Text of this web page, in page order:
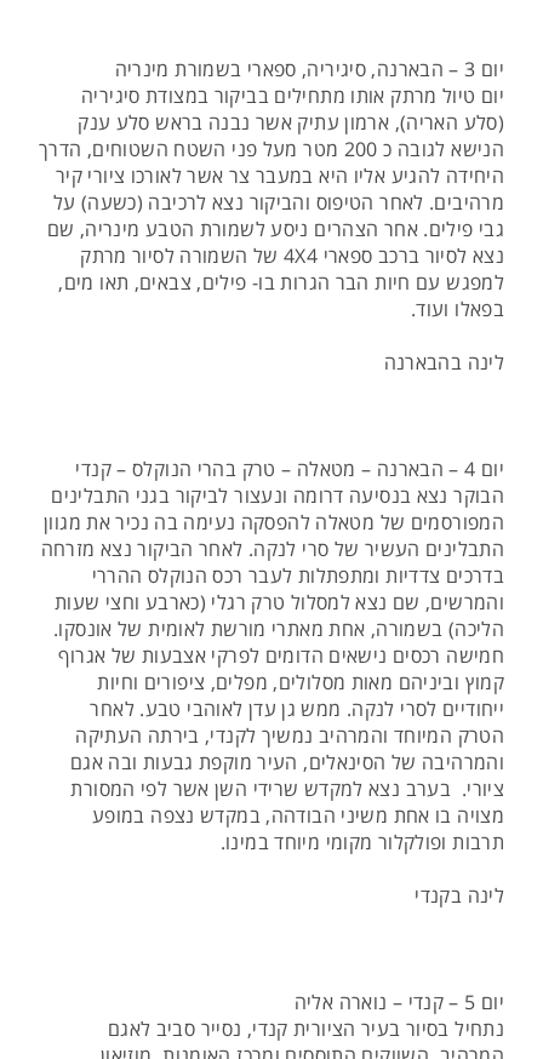
יום 3 – הבארנה, סיגיריה, ספארי בשמורת מינריה
יום טיול מרתק אותו מתחילים בביקור במצודת סיגיריה
(סלע האריה), ארמון עתיק אשר נבנה בראש סלע ענק
הנישא לגובה כ 200 מטר מעל פני השטח השטוחים, הדרך
היחידה להגיע אליו היא במעבר צר אשר לאורכו ציורי קיר
מרהיבים. לאחר הטיפוס והביקור נצא לרכיבה (כשעה) על
גבי פילים. אחר הצהרים ניסע לשמורת הטבע מינריה, שם
נצא לסיור ברכב ספארי 4X4 של השמורה לסיור מרתק
למפגש עם חיות הבר הגרות בו- פילים, צבאים, תאו מים,
בפאלו ועוד.
לינה בהבארנה
יום 4 – הבארנה – מטאלה – טרק בהרי הנוקלס – קנדי
הבוקר נצא בנסיעה דרומה ונעצור לביקור בגני התבלינים
המפורסמים של מטאלה להפסקה נעימה בה נכיר את מגוון
התבלינים העשיר של סרי לנקה. לאחר הביקור נצא מזרחה
בדרכים צדדיות ומתפתלות לעבר רכס הנוקלס ההררי
והמרשים, שם נצא למסלול טרק רגלי (כארבע וחצי שעות
הליכה) בשמורה, אחת מאתרי מורשת לאומית של אונסקו.
חמישה רכסים נישאים הדומים לפרקי אצבעות של אגרוף
קמוץ וביניהם מאות מסלולים, מפלים, ציפורים וחיות
ייחודיים לסרי לנקה. ממש גן עדן לאוהבי טבע. לאחר
הטרק המיוחד והמרהיב נמשיך לקנדי, בירתה העתיקה
והמרהיבה של הסינאלים, העיר מוקפת גבעות ובה אגם
ציורי. בערב נצא למקדש שרידי השן אשר לפי המסורת
מצויה בו אחת משיני הבודהה, במקדש נצפה במופע
תרבות ופולקלור מקומי מיוחד במינו.
לינה בקנדי
יום 5 – קנדי – נוארה אליה
נתחיל בסיור בעיר הציורית קנדי, נסייר סביב לאגם